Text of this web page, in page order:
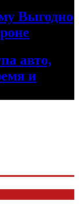
Выгодно
авто,
и